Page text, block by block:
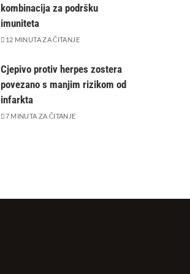
kombinacija za podršku
imuniteta
12 MINUTA ZA ČITANJE
Cjepivo protiv herpes zostera
povezano s manjim rizikom od
infarkta
7 MINUTA ZA ČITANJE